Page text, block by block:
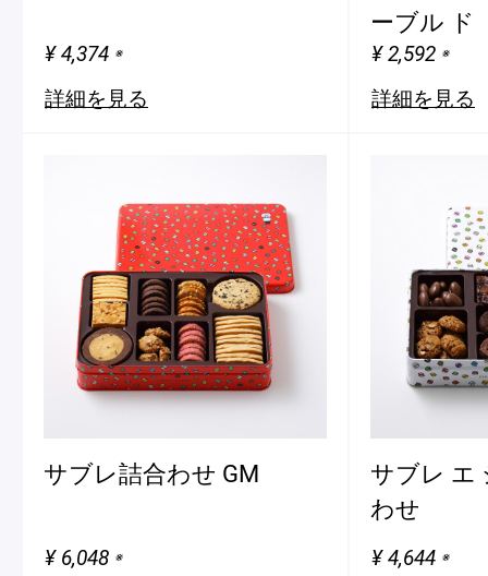
¥ 4,374 ※
詳細を見る
ーブル ド
¥ 2,592 ※
詳細を見る
サブレ詰合わせ GM
¥ 6,048 ※
サブレ エ
わせ
¥ 4,644 ※